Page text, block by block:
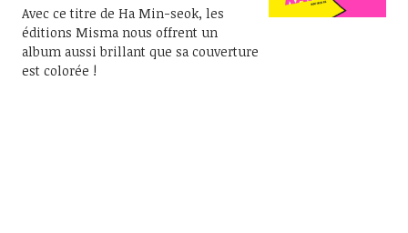
Avec ce titre de Ha Min-seok, les
éditions Misma nous offrent un
album aussi brillant que sa couverture
est colorée !